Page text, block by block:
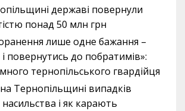
державі повернули
понад 50 млн грн
лише одне бажання –
повернутись до побратимів»:
тернопільського гвардійця
Тернопільщині випадків
і як карають